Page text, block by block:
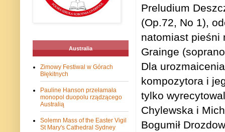
Preludium
(Op.72, No 1),
natomiast pieśni
Grainge
Dla
kompozytora i
tylko
Chylewska i
Bogumił
Australia
Zimowy Festiwal w Górach
Błękitnych
Pauline Hanson przełamała
monopol duopolu rządzącego
Australią
Solemn Mass of the Easter Vigil
St Mary's Cathedral Sydney